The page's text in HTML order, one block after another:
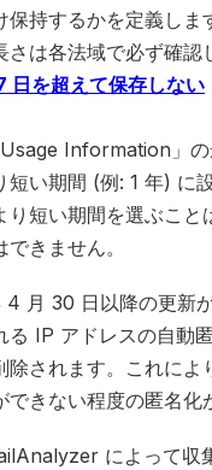
保持するかを定義し
さは各法域で必ず確
日を超えて保存しない
Usage Information」
短い期間 (例: 1 年) に
り短い期間を選ぶこ
できません。
4 月 30 日以降の更新
る IP アドレスの自動
除されます。これに
できない程度の匿名化
によって収